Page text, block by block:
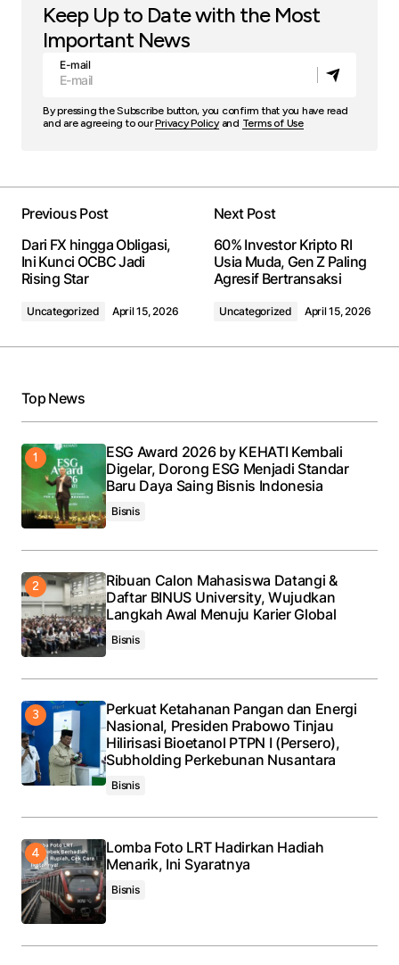
Keep Up to Date with the Most
Important News
E-mail
By pressing the Subscribe button, you confirm that you have read
and are agreeing to ourPrivacy Policyand Terms of Use
Previous Post
Dari FX hingga Obligasi,
Ini Kunci OCBC Jadi
Rising Star
Uncategorized April 15, 2026
Next Post
60% Investor Kripto RI
Usia Muda, Gen Z Paling
Agresif Bertransaksi
Uncategorized April 15, 2026
Top News
ESG Award 2026 by KEHATI Kembali
Digelar, Dorong ESG Menjadi Standar
Baru Daya Saing Bisnis Indonesia
Bisnis
Ribuan Calon Mahasiswa Datangi &
Daftar BINUS University, Wujudkan
Langkah Awal Menuju Karier Global
Bisnis
Perkuat Ketahanan Pangan dan Energi
Nasional, Presiden Prabowo Tinjau
Hilirisasi Bioetanol PTPN I (Persero),
Subholding Perkebunan Nusantara
Bisnis
Lomba Foto LRT Hadirkan Hadiah
Menarik, Ini Syaratnya
Bisnis